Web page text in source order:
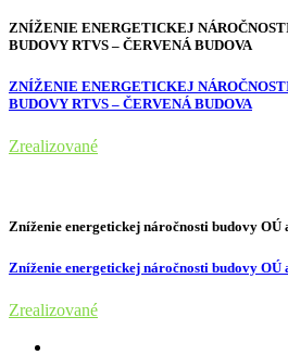
ZNÍŽENIE ENERGETICKEJ
BUDOVY RTVS – ČERVENÁ BUDOVA
ZNÍŽENIE ENERGETICKEJ
BUDOVY RTVS – ČERVENÁ BUDOVA
Zrealizované
Zníženie energetickej náročnosti budovy OÚ
Zníženie energetickej náročnosti budovy OÚ
Zrealizované